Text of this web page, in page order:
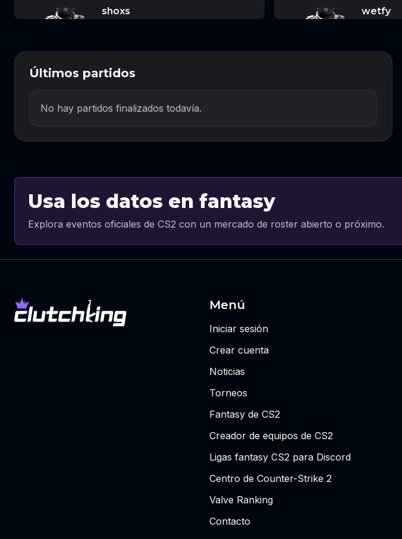
shoxs wetfy
Últimos partidos
No hay partidos finalizados todavía.
Usa los datos en fantasy
Explora eventos oficiales de CS2 con un mercado de roster abierto o próximo.
Menú
Iniciar sesión
Crear cuenta
Noticias
Torneos
Fantasy de CS2
Creador de equipos de CS2
Ligas fantasy CS2 para Discord
Centro de Counter-Strike 2
Valve Ranking
Contacto